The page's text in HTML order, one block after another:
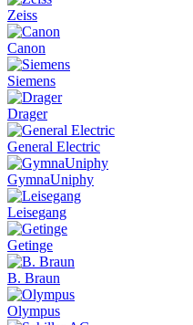
Zeiss
Canon
Siemens
Drager
General Electric
GymnaUniphy
Leisegang
Getinge
B. Braun
Olympus